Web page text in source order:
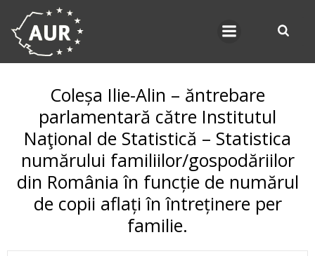
Coleșa Ilie-Alin – ăntrebare
parlamentară către Institutul
Naţional de Statistică – Statistica
numărului familiilor/gospodăriilor
din România în funcție de numărul
de copii aflați în întreținere per
familie.